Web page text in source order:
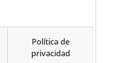
Política de
privacidad